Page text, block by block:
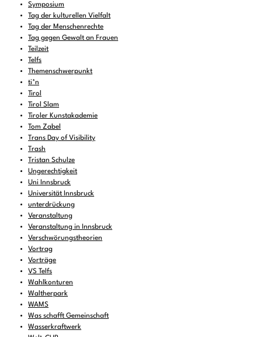
Symposium
Tag der kulturellen Vielfalt
Tag der Menschenrechte
Tag gegen Gewalt an Frauen
Teilzeit
Telfs
Themenschwerpunkt
ti*n
Tirol
Tirol Slam
Tiroler Kunstakademie
Tom Zabel
Trans Day of Visibility
Trash
Tristan Schulze
Ungerechtigkeit
Uni Innsbruck
Universität Innsbruck
unterdrückung
Veranstaltung
Veranstaltung in Innsbruck
Verschwörungstheorien
Vortrag
Vorträge
VS Telfs
Wahlkonturen
Waltherpark
WAMS
Was schafft Gemeinschaft
Wasserkraftwerk